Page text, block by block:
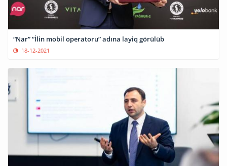
“Nar” “İlin mobil operatoru” adına layiq görülüb
18-12-2021